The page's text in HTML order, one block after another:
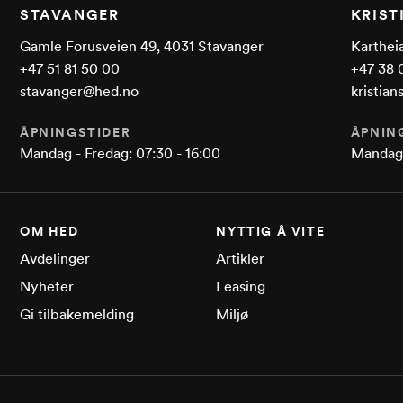
STAVANGER
Gamle Forusveien 49, 4031 Stavanger
+47 51 81 50 00
stavanger@hed.no
ÅPNINGSTIDER
Mandag - Fredag: 07:30 - 16:00
+47 38
OM HED
Avdelinger
Nyheter
Gi tilbakemelding
NYTTIG Å VITE
Artikler
Leasing
Miljø